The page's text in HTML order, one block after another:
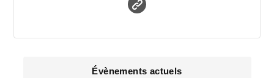
Évènements actuels